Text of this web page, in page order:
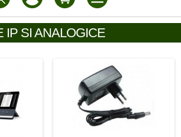
IP SI ANALOGICE